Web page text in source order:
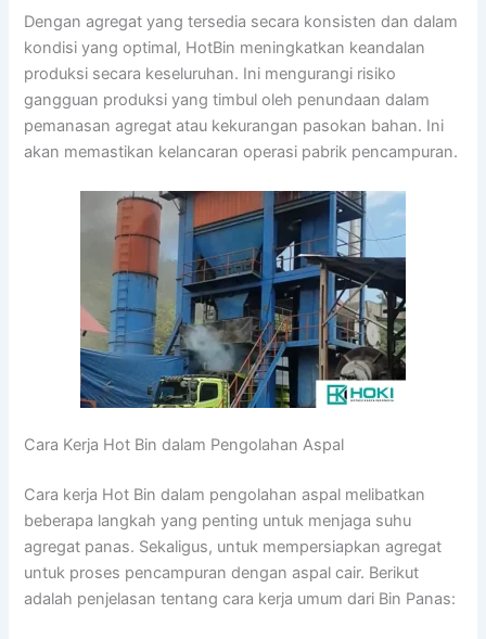
Dengan agregat yang tersedia secara konsisten dan dalam
kondisi yang optimal, HotBin meningkatkan keandalan
produksi secara keseluruhan. Ini mengurangi risiko
gangguan produksi yang timbul oleh penundaan dalam
pemanasan agregat atau kekurangan pasokan bahan. Ini
akan memastikan kelancaran operasi pabrik pencampuran.
Cara Kerja Hot Bin dalam Pengolahan Aspal
Cara kerja Hot Bin dalam pengolahan aspal melibatkan
beberapa langkah yang penting untuk menjaga suhu
agregat panas. Sekaligus, untuk mempersiapkan agregat
untuk proses pencampuran dengan aspal cair. Berikut
adalah penjelasan tentang cara kerja umum dari Bin Panas: